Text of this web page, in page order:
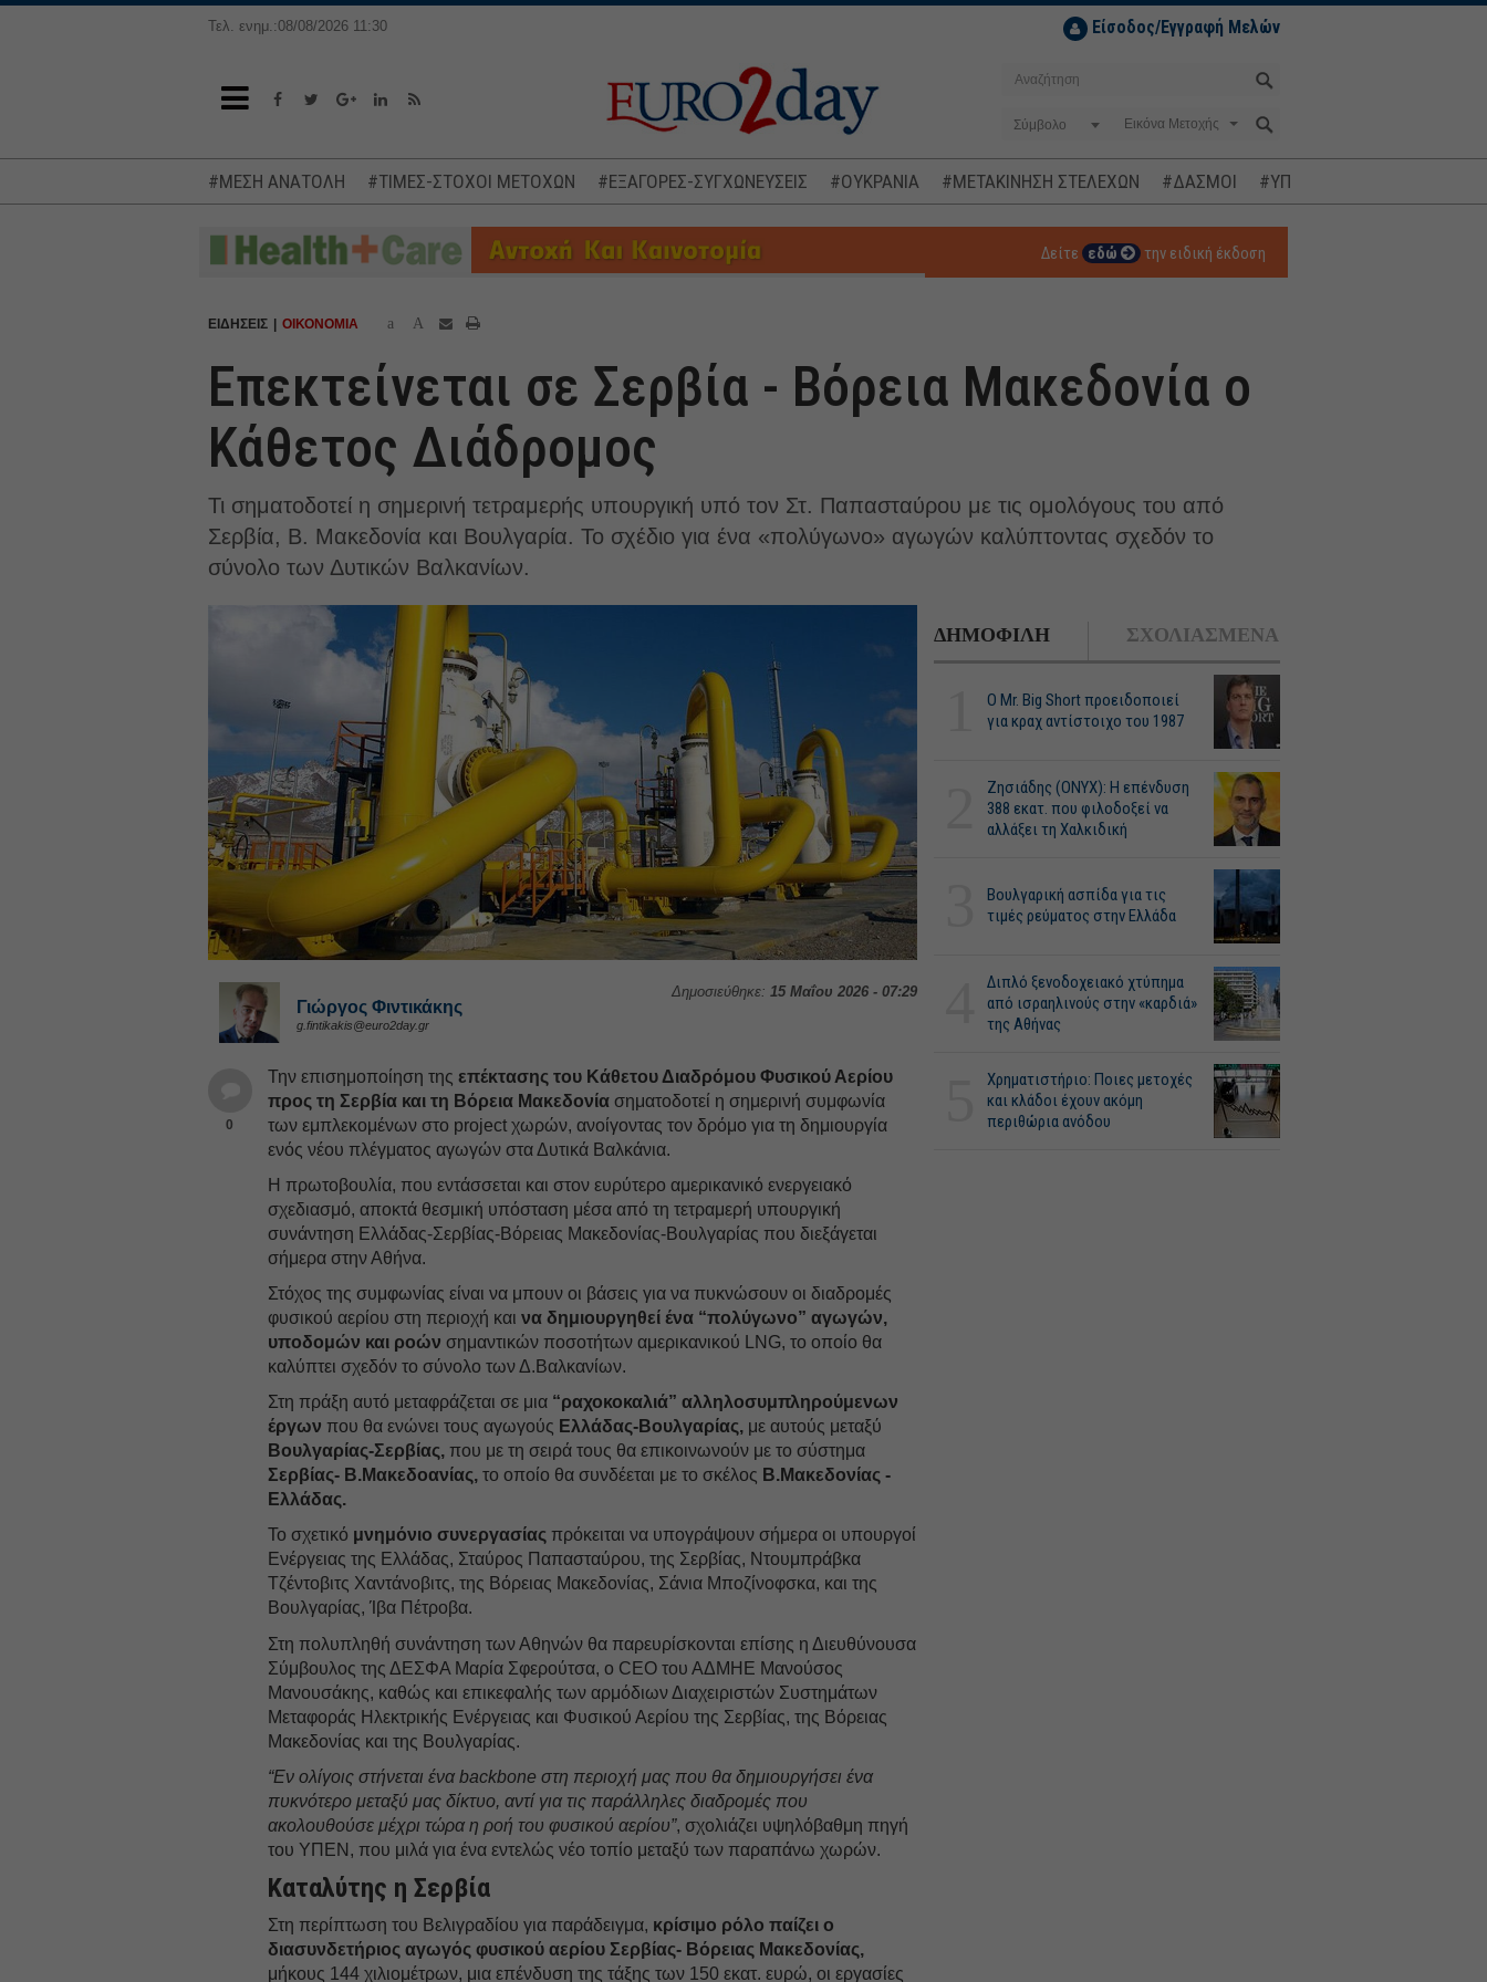
Τελ. ενημ.:08/08/2026 11:30 Είσοδος/Εγγραφή Μελών
Σύμβολο
#ΜΕΣΗ ΑΝΑΤΟΛΗ #ΤΙΜΕΣ-ΣΤΟΧΟΙ ΜΕΤΟΧΩΝ #ΕΞΑΓΟΡΕΣ-ΣΥΓΧΩΝΕΥΣΕΙΣ #ΟΥΚΡΑΝΙΑ #ΜΕΤΑΚΙΝΗΣΗ ΣΤΕΛΕΧΩΝ #ΔΑΣΜΟΙ #ΥΠΟΚΛΟΠΕΣ
Δείτε εδώ την ειδική έκδοση
ΕΙΔΗΣΕΙΣ ΟΙΚΟΝΟΜΙΑ a A
Επεκτείνεται σε Σερβία - Βόρεια Μακεδονία ο
Κάθετος Διάδρομος
Τι σηματοδοτεί η σημερινή τετραμερής υπουργική υπό τον Στ. Παπασταύρου με τις ομολόγους του από
Σερβία, Β. Μακεδονία και Βουλγαρία. Το σχέδιο για ένα «πολύγωνο» αγωγών καλύπτοντας σχεδόν το
σύνολο των Δυτικών Βαλκανίων.
Δημοσιεύθηκε: 15 Μαΐου 2026 - 07:29
Γιώργος Φιντικάκης
g.fintikakis@euro2day.gr
0
Την επισημοποίηση της επέκτασης του Κάθετου Διαδρόμου Φυσικού Αερίου
προς τη Σερβία και τη Βόρεια Μακεδονία σηματοδοτεί η σημερινή συμφωνία
των εμπλεκομένων στο project χωρών, ανοίγοντας τον δρόμο για τη δημιουργία
ενός νέου πλέγματος αγωγών στα Δυτικά Βαλκάνια.
Η πρωτοβουλία, που εντάσσεται και στον ευρύτερο αμερικανικό ενεργειακό
σχεδιασμό, αποκτά θεσμική υπόσταση μέσα από τη τετραμερή υπουργική
συνάντηση Ελλάδας-Σερβίας-Βόρειας Μακεδονίας-Βουλγαρίας που διεξάγεται
σήμερα στην Αθήνα.
Στόχος της συμφωνίας είναι να μπουν οι βάσεις για να πυκνώσουν οι διαδρομές
φυσικού αερίου στη περιοχή καινα δημιουργηθεί ένα “πολύγωνο” αγωγών,
υποδομών και ροών σημαντικών ποσοτήτων αμερικανικού LNG, το οποίο θα
καλύπτει σχεδόν το σύνολο των Δ.Βαλκανίων.
Στη πράξη αυτό μεταφράζεται σε μια “ραχοκοκαλιά” αλληλοσυμπληρούμενων
έργων που θα ενώνει τους αγωγούς Ελλάδας-Βουλγαρίας, με αυτούς μεταξύ
Βουλγαρίας-Σερβίας, που με τη σειρά τους θα επικοινωνούν με το σύστημα
Σερβίας- Β.Μακεδοανίας, το οποίο θα συνδέεται με το σκέλος Β.Μακεδονίας -
Ελλάδας.
Το σχετικό μνημόνιο συνεργασίας πρόκειται να υπογράψουν σήμερα οι υπουργοί
Ενέργειας της Ελλάδας, Σταύρος Παπασταύρου, της Σερβίας, Ντουμπράβκα
Τζέντοβιτς Χαντάνοβιτς, της Βόρειας Μακεδονίας, Σάνια Μποζίνοφσκα, και της
Βουλγαρίας, Ίβα Πέτροβα.
Στη πολυπληθή συνάντηση των Αθηνών θα παρευρίσκονται επίσης η Διευθύνουσα
Σύμβουλος της ΔΕΣΦΑ Μαρία Σφερούτσα, ο CEO του ΑΔΜΗΕ Μανούσος
Μανουσάκης, καθώς και επικεφαλής των αρμόδιων Διαχειριστών Συστημάτων
Μεταφοράς Ηλεκτρικής Ενέργειας και Φυσικού Αερίου της Σερβίας, της Βόρειας
Μακεδονίας και της Βουλγαρίας.
“Εν ολίγοις στήνεται ένα backbone στη περιοχή μας που θα δημιουργήσει ένα
πυκνότερο μεταξύ μας δίκτυο, αντί για τις παράλληλες διαδρομές που
ακολουθούσε μέχρι τώρα η ροή του φυσικού αερίου”, σχολιάζει υψηλόβαθμη πηγή
του ΥΠΕΝ, που μιλά για ένα εντελώς νέο τοπίο μεταξύ των παραπάνω χωρών.
Καταλύτης η Σερβία
Στη περίπτωση του Βελιγραδίου για παράδειγμα, κρίσιμο ρόλο παίζει ο
διασυνδετήριος αγωγός φυσικού αερίου Σερβίας- Βόρειας Μακεδονίας,
μήκους 144 χιλιομέτρων, μια επένδυση της τάξης των 150 εκατ. ευρώ, οι εργασίες
ΔΗΜΟΦΙΛΗ ΣΧΟΛΙΑΣΜΕΝΑ
O Mr. Big Short προειδοποιεί
για κραχ αντίστοιχο του 1987
Ζησιάδης (ONYX): Η επένδυση
388 εκατ. που φιλοδοξεί να
αλλάξει τη Χαλκιδική
Βουλγαρική ασπίδα για τις
τιμές ρεύματος στην Ελλάδα
Διπλό ξενοδοχειακό χτύπημα
από ισραηλινούς στην «καρδιά»
της Αθήνας
Χρηματιστήριο: Ποιες μετοχές
και κλάδοι έχουν ακόμη
περιθώρια ανόδου